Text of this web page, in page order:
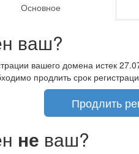
Основное
ваш?
вашего домена истек
продлить срок
Продлить
не ваш?